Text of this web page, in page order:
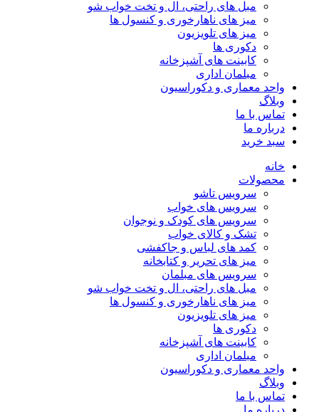
مبل های راحتی، ال و تخت خواب شو
میز های ناهارخوری و کنسول ها
میز های تلویزیون
دکوری ها
کابینت های آشپزخانه
مبلمان اداری
واحد معماری و دکوراسیون
وبلاگ
تماس با ما
درباره ما
سبد خرید
خانه
محصولات
سرویس تاشو
سرویس های خواب
سرویس های کودک و نوجوان
تشک و کالای خواب
کمد های لباس و جاکفشی
میز های تحریر و کتابخانه
سرویس های مبلمان
مبل های راحتی، ال و تخت خواب شو
میز های ناهارخوری و کنسول ها
میز های تلویزیون
دکوری ها
کابینت های آشپزخانه
مبلمان اداری
واحد معماری و دکوراسیون
وبلاگ
تماس با ما
درباره ما